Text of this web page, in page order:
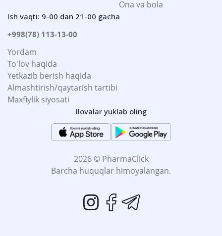
Ona va bola
Ish vaqti: 9-00 dan 21-00 gacha
+998(78) 113-13-00
Yordam
To'lov haqida
Yetkazib berish haqida
Almashtirish/qaytarish tartibi
Maxfiylik siyosati
Ilovalar yuklab oling
2026 © PharmaClick
Barcha huquqlar himoyalangan.